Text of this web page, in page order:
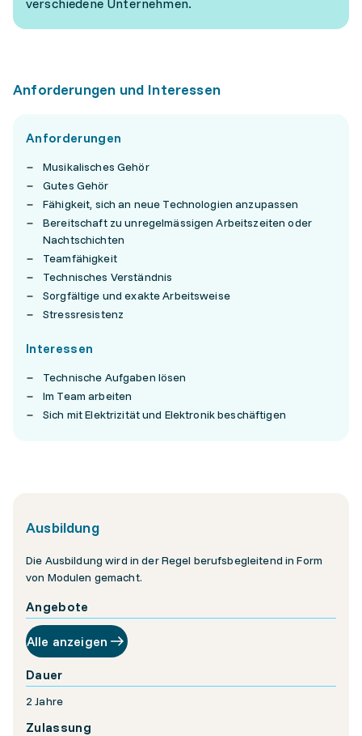
verschiedene Unternehmen.
Anforderungen und Interessen
Anforderungen
Musikalisches Gehör
Gutes Gehör
Fähigkeit, sich an neue Technologien anzupassen
Bereitschaft zu unregelmässigen Arbeitszeiten oder
Nachtschichten
Teamfähigkeit
Technisches Verständnis
Sorgfältige und exakte Arbeitsweise
Stressresistenz
Interessen
Technische Aufgaben lösen
Im Team arbeiten
Sich mit Elektrizität und Elektronik beschäftigen
Ausbildung
Die Ausbildung wird in der Regel berufsbegleitend in Form
von Modulen gemacht.
Angebote
Alle anzeigen
Dauer
2 Jahre
Zulassung